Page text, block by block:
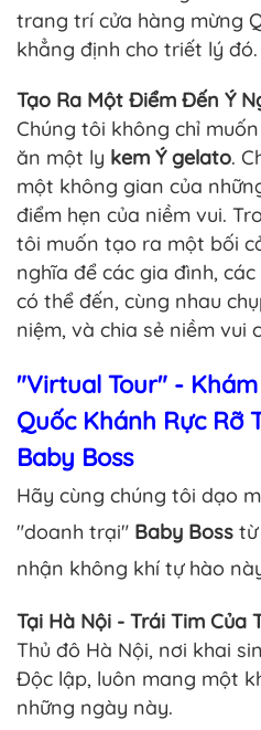
trang trí cửa hàng mừng
khẳng định cho triết lý đó.
Tạo Ra Một Điểm Đến Ý
Chúng tôi không chỉ muốn
ăn một ly kem Ý gelato.
một không gian của
điểm hẹn của niềm vui.
tôi muốn tạo ra một bối
nghĩa để các gia đình,
có thể đến, cùng nhau
niệm, và chia sẻ niềm vui
"Virtual Tour" -
Quốc Khánh Rực Rỡ
Baby Boss
Hãy cùng chúng tôi dạo
"doanh trại" Baby Boss từ
nhận không khí tự hào
Tại Hà Nội - Trái Tim Của
Thủ đô Hà Nội, nơi khai
Độc lập, luôn mang một
những ngày này.